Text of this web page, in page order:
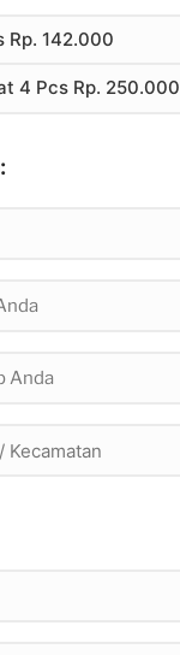
Rp. 142.000
4 Pcs Rp. 250.000
Kecamatan